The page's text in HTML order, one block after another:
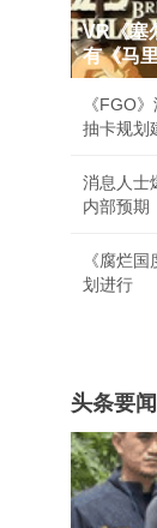
VR《塞
有《马
《FGO
抽卡规划
消息人士
内部预期
《腐烂
划进行
头条要闻